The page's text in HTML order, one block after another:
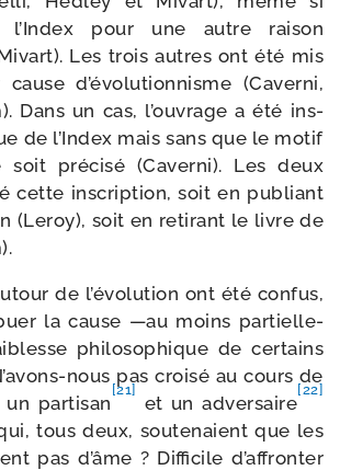
pour une autre rai­son
Les trois autres ont été mis
d’évolutionnisme (Caverni,
Dans un cas, l’ouvrage a été ins­
de l’Index mais sans que le motif
pré­ci­sé (Caverni). Les deux
cette ins­crip­tion, soit en publiant
(Leroy), soit en reti­rant le livre de
de l’évolution ont été confus,
la cause —au moins par­tiel­le­
phi­lo­so­phique de cer­tains
nous pas croi­sé au cours de
par­ti­san
[21]
et un adver­saire
[22]
tous deux, sou­te­naient que les
pas d’âme ? Difficile d’affronter